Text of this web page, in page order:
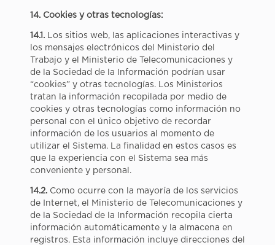
14. Cookies y otras tecnologías:
14.1.Los sitios web, las aplicaciones interactivas y
los mensajes electrónicos del Ministerio del
Trabajo y el Ministerio de Telecomunicaciones y
de la Sociedad de la Información podrían usar
“cookies” y otras tecnologías. Los Ministerios
tratan la información recopilada por medio de
cookies y otras tecnologías como información no
personal con el único objetivo de recordar
información de los usuarios al momento de
utilizar el Sistema. La finalidad en estos casos es
que la experiencia con el Sistema sea más
conveniente y personal.
14.2.Como ocurre con la mayoría de los servicios
de Internet, el Ministerio de Telecomunicaciones y
de la Sociedad de la Información recopila cierta
información automáticamente y la almacena en
registros. Esta información incluye direcciones del